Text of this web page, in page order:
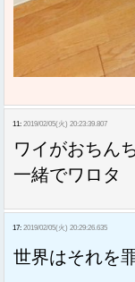
11: 2019/02/05(火) 20:23:39.807
ワイがおちん
一緒でワロタ
17: 2019/02/05(火) 20:29:26.635
世界はそれを